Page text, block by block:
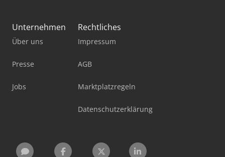
Unternehmen
Über uns
Presse
Jobs
Rechtliches
Impressum
AGB
Marktplatzregeln
Datenschutzerklärung